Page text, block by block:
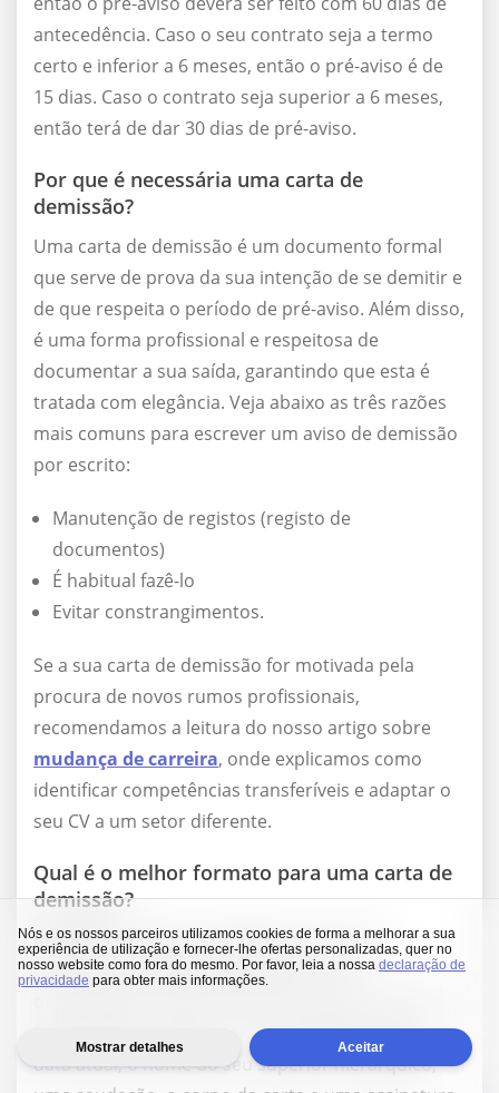
Nós e os nossos parceiros utilizamos cookies de forma a melhorar a sua
experiência de utilização e fornecer-lhe ofertas personalizadas, quer no
nosso website como fora do mesmo. Por favor, leia a nossa declaração de
privacidade para obter mais informações.
Mostrar detalhes Aceitar
antecedência. Caso o seu contrato seja a termo
certo e inferior a 6 meses, então o pré-aviso é de
15 dias. Caso o contrato seja superior a 6 meses,
então terá de dar 30 dias de pré-aviso.
Por que é necessária uma carta de
demissão?
Uma carta de demissão é um documento formal
que serve de prova da sua intenção de se demitir e
de que respeita o período de pré-aviso. Além disso,
é uma forma profissional e respeitosa de
documentar a sua saída, garantindo que esta é
tratada com elegância. Veja abaixo as três razões
mais comuns para escrever um aviso de demissão
por escrito:
Manutenção de registos (registo de
documentos)
É habitual fazê-lo
Evitar constrangimentos.
Se a sua carta de demissão for motivada pela
procura de novos rumos profissionais,
recomendamos a leitura do nosso artigo sobre
mudança de carreira, onde explicamos como
identificar competências transferíveis e adaptar o
seu CV a um setor diferente.
Qual é o melhor formato para uma carta de
demissão?
Respeite as normas profissionais e siga as
diretrizes específicas definidas pela sua
lhe transmitir melhor a sua mensagem. Inclua a
data atual, o nome do seu superior hierárquico,